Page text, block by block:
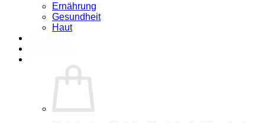
Ernährung
Gesundheit
Haut